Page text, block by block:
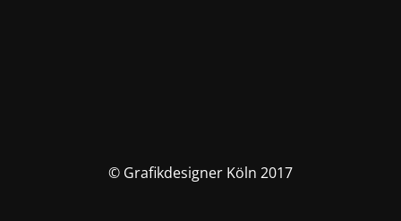
© Grafikdesigner Köln 2017